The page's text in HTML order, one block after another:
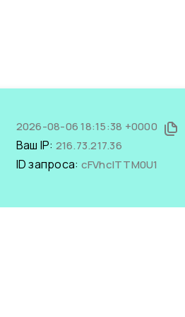
2026-08-06 18:15:38 +0000
Ваш IP: 216.73.217.36
ID запроса: cFVhclTTM0U1